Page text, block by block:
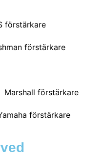
förstärkare
förstärkare
Marshall förstärkare
förstärkare